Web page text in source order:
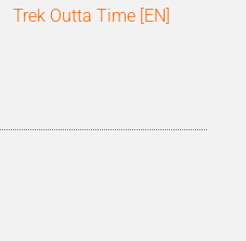
Trek Outta Time [EN]